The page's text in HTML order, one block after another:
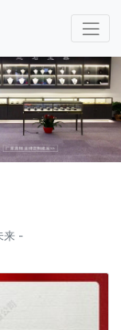
来 -